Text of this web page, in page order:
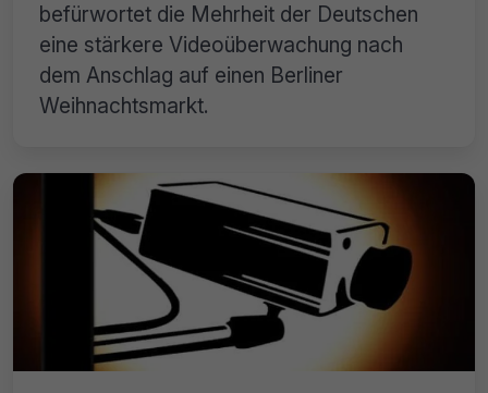
befürwortet die Mehrheit der Deutschen
eine stärkere Videoüberwachung nach
dem Anschlag auf einen Berliner
Weihnachtsmarkt.